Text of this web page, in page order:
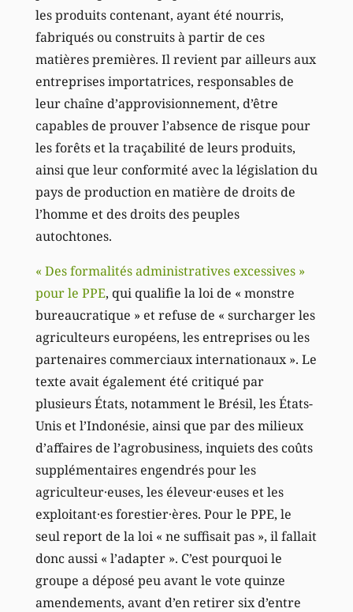
les produits contenant, ayant été nourris,
fabriqués ou construits à partir de ces
matières premières. Il revient par ailleurs aux
entreprises importatrices, responsables de
leur chaîne d’approvisionnement, d’être
capables de prouver l’absence de risque pour
les forêts et la traçabilité de leurs produits,
ainsi que leur conformité avec la législation du
pays de production en matière de droits de
l’homme et des droits des peuples
autochtones.
« Des formalités administratives excessives »
pour le PPE, qui qualifie la loi de « monstre
bureaucratique » et refuse de « surcharger les
agriculteurs européens, les entreprises ou les
partenaires commerciaux internationaux ». Le
texte avait également été critiqué par
plusieurs États, notamment le Brésil, les États-
Unis et l’Indonésie, ainsi que par des milieux
d’affaires de l’agrobusiness, inquiets des coûts
supplémentaires engendrés pour les
agriculteur·euses, les éleveur·euses et les
exploitant·es forestier·ères. Pour le PPE, le
seul report de la loi « ne suffisait pas », il fallait
donc aussi « l’adapter ». C’est pourquoi le
groupe a déposé peu avant le vote quinze
amendements, avant d’en retirer six d’entre